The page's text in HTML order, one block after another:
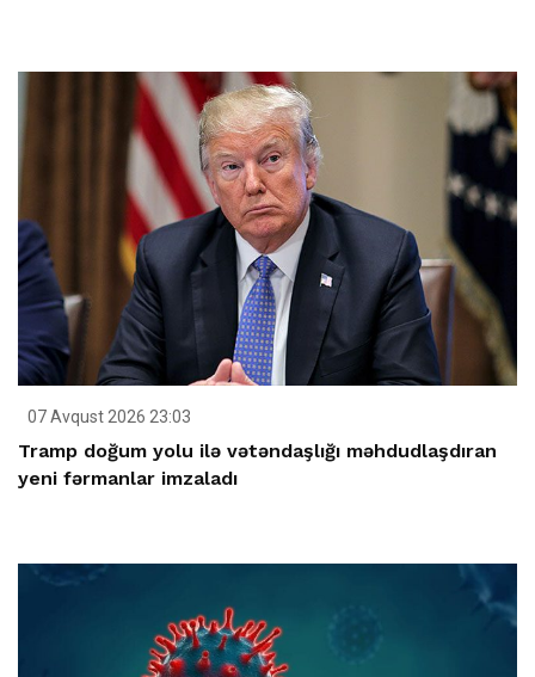
07 Avqust 2026 23:03
Tramp doğum yolu ilə vətəndaşlığı məhdudlaşdıran
yeni fərmanlar imzaladı